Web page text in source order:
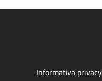
Informativa privacy